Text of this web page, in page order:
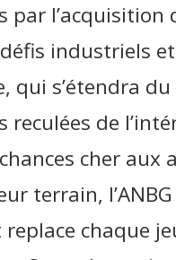
par
industriels
qui s’étendra
reculées de
cher
terrain,
chaque